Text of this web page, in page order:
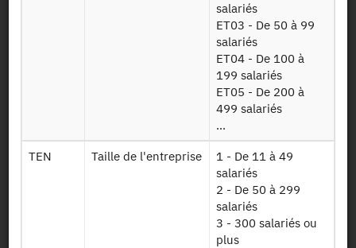
Comité du Secret Statistique
Mise à disposition :09/02/2018
salariés
ET03 - De 50 à 99
salariés
ET04 - De 100 à
199 salariés
ET05 - De 200 à
499 salariés
...
TEN Taille de l'entreprise
1 - De 11 à 49
salariés
2 - De 50 à 299
salariés
3 - 300 salariés ou
plus